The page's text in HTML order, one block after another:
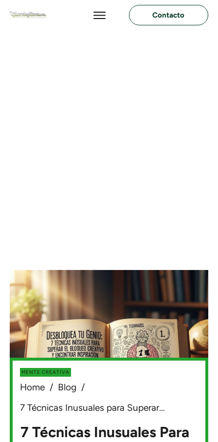
Contacto
MENTE CREATIVA
Home / Blog /
7 Técnicas Inusuales para Superar el Bloqueo Creativo
7 Técnicas Inusuales Para